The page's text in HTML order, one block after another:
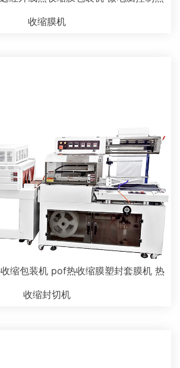
收缩膜机
缩包装机 pof热收缩膜塑封套膜机 热
收缩封切机